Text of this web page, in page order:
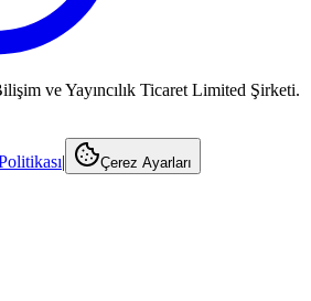
ve Yayıncılık Ticaret Limited Şirketi.
| Çerez Ayarları